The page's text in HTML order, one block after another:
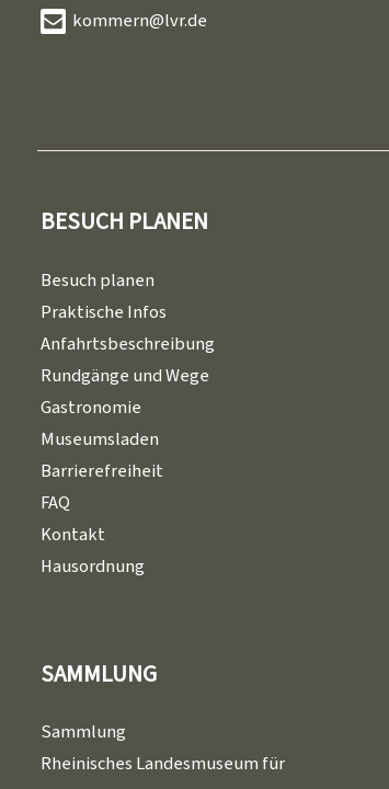
kommern@lvr.de
BESUCH PLANEN
Besuch planen
Praktische Infos
Anfahrtsbeschreibung
Rundgänge und Wege
Gastronomie
Museumsladen
Barrierefreiheit
FAQ
Kontakt
Hausordnung
SAMMLUNG
Sammlung
Rheinisches Landesmuseum für